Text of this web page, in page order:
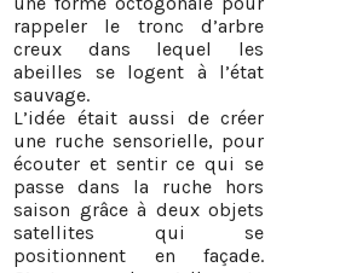
rappeler le tronc d’arbre
creux dans lequel les
abeilles se logent à l’état
sauvage.
L’idée était aussi de créer
une ruche sensorielle, pour
écouter et sentir ce qui se
passe dans la ruche hors
saison grâce à deux objets
satellites qui se
positionnent en façade.